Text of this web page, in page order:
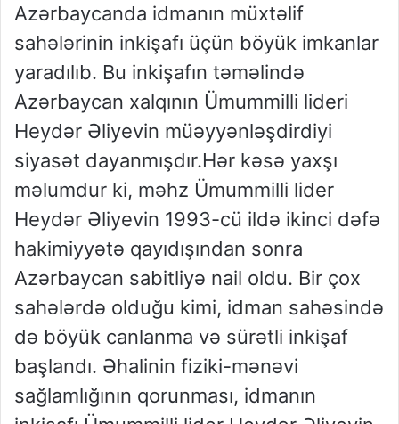
Azərbaycanda idmanın müxtəlif
sahələrinin inkişafı üçün böyük imkanlar
yaradılıb. Bu inkişafın təməlində
Azərbaycan xalqının Ümummilli lideri
Heydər Əliyevin müəyyənləşdirdiyi
siyasət dayanmışdır.Hər kəsə yaxşı
məlumdur ki, məhz Ümummilli lider
Heydər Əliyevin 1993-cü ildə ikinci dəfə
hakimiyyətə qayıdışından sonra
Azərbaycan sabitliyə nail oldu. Bir çox
sahələrdə olduğu kimi, idman sahəsində
də böyük canlanma və sürətli inkişaf
başlandı. Əhalinin fiziki-mənəvi
sağlamlığının qorunması, idmanın